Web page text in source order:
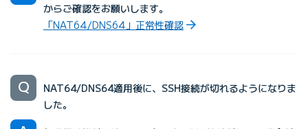
からご確認をお願いします。
「NAT64/DNS64」正常性確認
NAT64/DNS64適用後に、SSH接続が切れるようになりま
した。